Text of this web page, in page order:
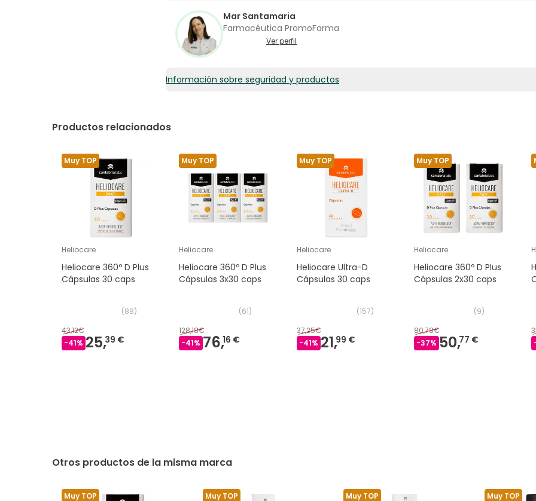
Mar Santamaria
Farmacéutica PromoFarma
Ver perfil
Información sobre seguridad y productos
Productos relacionados
Muy TOP
Heliocare
Heliocare 360º D Plus
Cápsulas 30 caps
(88)
43,12€
-41% 25,39 €
Muy TOP
Heliocare
Heliocare 360º D Plus
Cápsulas 3x30 caps
(61)
128,18€
-41% 76,16 €
Muy TOP
Heliocare
Heliocare Ultra-D
Cápsulas 30 caps
(157)
37,25€
-41% 21,99 €
Muy TOP
Heliocare
Heliocare 360º D Plus
Cápsulas 2x30 caps
(9)
80,78€
-37% 50,77 €
Otros productos de la misma marca
Muy TOP Muy TOP Muy TOP Muy TOP